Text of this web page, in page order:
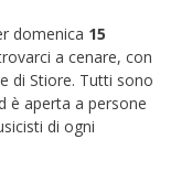
domenica 15
a cenare, con
di Stiore. Tutti sono
è aperta a persone
di ogni